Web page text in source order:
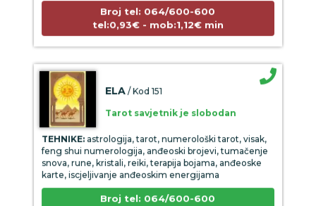
Broj tel: 064/600-600
tel:0,93€ - mob:1,12€ min
ELA / Kod 151
Tarot savjetnik je slobodan
TEHNIKE:
astrologija, tarot, numerološki tarot, visak,
feng shui numerologija, anđeoski brojevi, tumačenje
snova, rune, kristali, reiki, terapija bojama, anđeoske
karte, iscjeljivanje anđeoskim energijama
Broj tel: 064/600-600